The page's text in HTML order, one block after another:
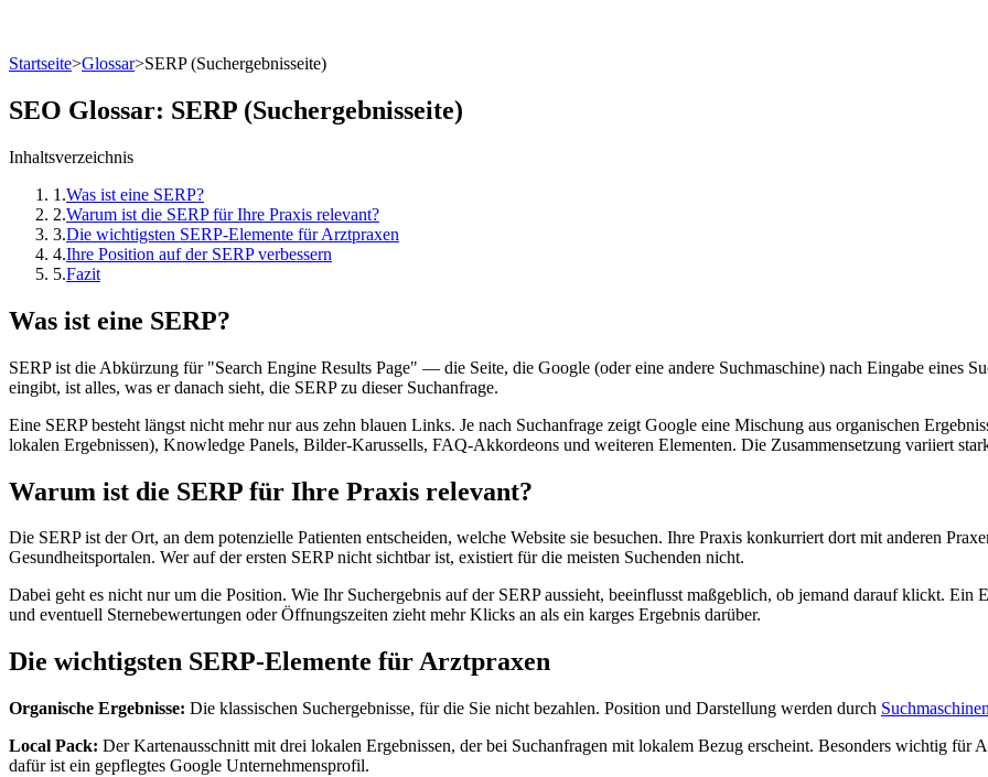
Startseite>Glossar>SERP (Suchergebnisseite)
SEO Glossar: SERP (Suchergebnisseite)
Inhaltsverzeichnis
1 .Was ist eine SERP?
2.Warum ist die SERP für Ihre Praxis relevant?
3.Die wichtigsten SERP-Elemente für Arztpraxen
4.Ihre Position auf der SERP verbessern
5.Fazit
Was ist eine SERP?
SERP ist die Abkürzung für "Search Engine Results Page" — die Seite, die Google (oder eine andere Suchmaschine) nach Eingabe eines
eingibt, ist alles, was er danach sieht, die SERP zu dieser Suchanfrage.
Eine SERP besteht längst nicht mehr nur aus zehn blauen Links. Je nach Suchanfrage zeigt Google eine Mischung aus organischen
lokalen Ergebnissen), Knowledge Panels, Bilder-Karussells, FAQ-Akkordeons und weiteren Elementen. Die Zusammensetzung variiert
Warum ist die SERP für Ihre Praxis relevant?
Die SERP ist der Ort, an dem potenzielle Patienten entscheiden, welche Website sie besuchen. Ihre Praxis konkurriert dort mit anderen
Gesundheitsportalen. Wer auf der ersten SERP nicht sichtbar ist, existiert für die meisten Suchenden nicht.
Dabei geht es nicht nur um die Position. Wie Ihr Suchergebnis auf der SERP aussieht, beeinflusst maßgeblich, ob jemand darauf klickt. Ein
und eventuell Sternebewertungen oder Öffnungszeiten zieht mehr Klicks an als ein karges Ergebnis darüber.
Die wichtigsten SERP-Elemente für Arztpraxen
Organische Ergebnisse: Die klassischen Suchergebnisse, für die Sie nicht bezahlen. Position und Darstellung werden durch
Local Pack: Der Kartenausschnitt mit drei lokalen Ergebnissen, der bei Suchanfragen mit lokalem Bezug erscheint. Besonders wichtig für
dafür ist ein gepflegtes Google Unternehmensprofil.